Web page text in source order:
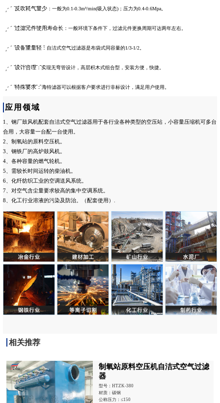
反吹耗气量少：一般为0.1-0.3m³/min(吸入状态)；压力为0.4-0.6Mpa。
过滤元件使用寿命长 ：一般环境下条件下，过滤元件更换周期可达两年左右。
设备重量轻：自洁式空气过滤器是布袋式同容量的1/3-1/2。
设计合理：实现无弯管设计，高层积木式组合型，安装方便，快捷。
特殊要求：海特滤器可以根据客户要求进行非标设计，满足用户使用。
应用领域
1、钢厂鼓风机配套自洁式空气过滤器用于各行业各种类型的空压站，小容量压缩机可多台
合用，大容量一台配一台使用。
2、制氧站的原料空压机。
3、钢铁厂的高炉鼓风机。
4、各种容量的燃气轮机。
5、需较长时间运转的柴油机。
6、化纤纺织工业的空调送风系统。
7、对空气含尘量要求较高的集中空调系统。
8、化工行业溶液的污染及防治。（配套使用）.
相关推荐
制氧站原料空压机自洁式空气过滤
器
型号：HTZK-380
材质：碳钢
公称压力：≤150